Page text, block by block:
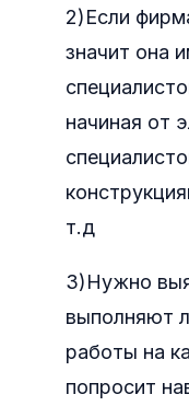
2)Если
значит она
начиная от
т.д
3)Нужно
выполняют
работы на
попросит